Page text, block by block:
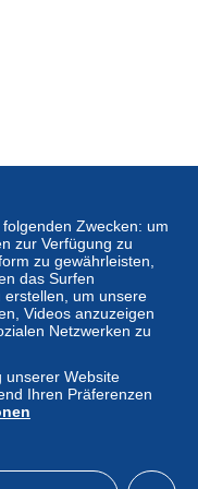
€.
Sie
en
Zwecken: um
zur Verfügung zu
zu gewährleisten,
das Surfen
um unsere
Videos anzuzeigen
Netzwerken zu
unserer Website
Ihren Präferenzen